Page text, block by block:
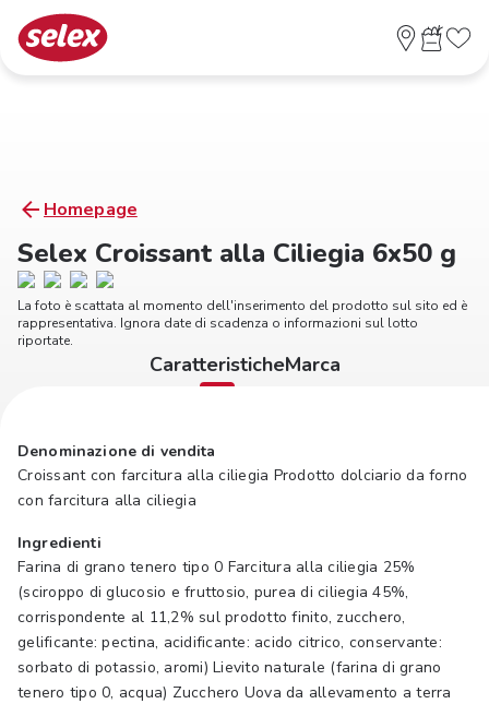
Homepage
Selex Croissant alla Ciliegia 6x50 g
La foto è scattata al momento dell'inserimento del prodotto sul sito ed è
rappresentativa. Ignora date di scadenza o informazioni sul lotto
riportate.
CaratteristicheMarca
Denominazione di vendita
Croissant con farcitura alla ciliegia Prodotto dolciario da forno
con farcitura alla ciliegia
Ingredienti
Farina di grano tenero tipo 0 Farcitura alla ciliegia 25%
(sciroppo di glucosio e fruttosio, purea di ciliegia 45%,
corrispondente al 11,2% sul prodotto finito, zucchero,
gelificante: pectina, acidificante: acido citrico, conservante:
sorbato di potassio, aromi) Lievito naturale (farina di grano
tenero tipo 0, acqua) Zucchero Uova da allevamento a terra